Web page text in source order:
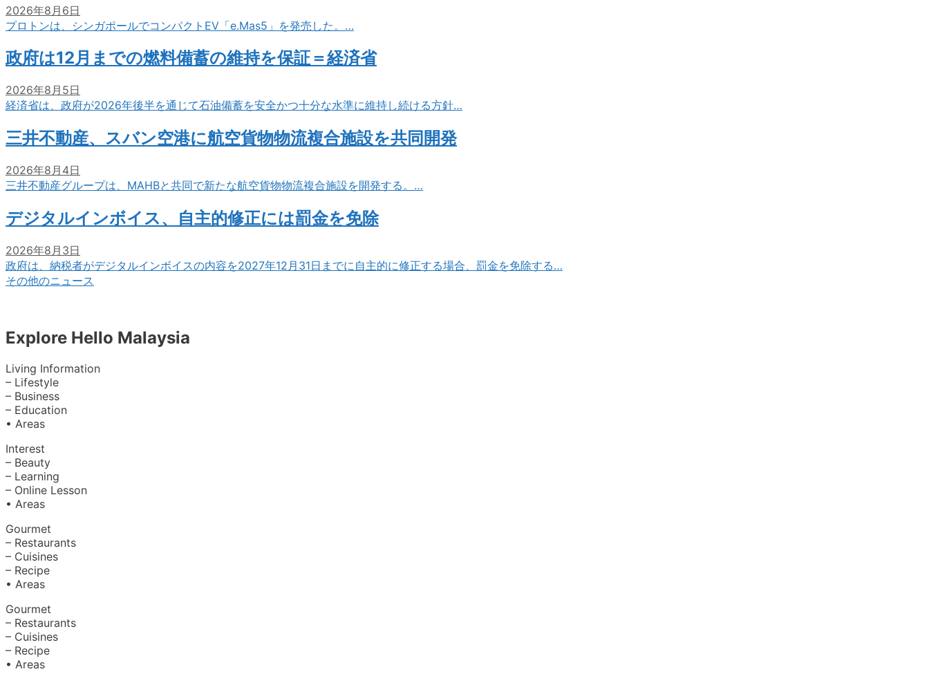
2026年8月6日
プロトンは、シンガポールでコンパクトEV「e.Mas5」を発売した。…
政府は12月までの燃料備蓄の維持を保証＝経済省
2026年8月5日
経済省は、政府が2026年後半を通じて石油備蓄を安全かつ十分な水準に維持し続ける方針…
三井不動産、スバン空港に航空貨物物流複合施設を共同開発
2026年8月4日
三井不動産グループは、MAHBと共同で新たな航空貨物物流複合施設を開発する。…
デジタルインボイス、自主的修正には罰金を免除
2026年8月3日
政府は、納税者がデジタルインボイスの内容を2027年12月31日までに自主的に修正する場合、罰金を免除する…
その他のニュース
Explore Hello Malaysia
Living Information
– Lifestyle
– Business
– Education
• Areas
Interest
– Beauty
– Learning
– Online Lesson
• Areas
Gourmet
– Restaurants
– Cuisines
– Recipe
• Areas
Gourmet
– Restaurants
– Cuisines
– Recipe
• Areas